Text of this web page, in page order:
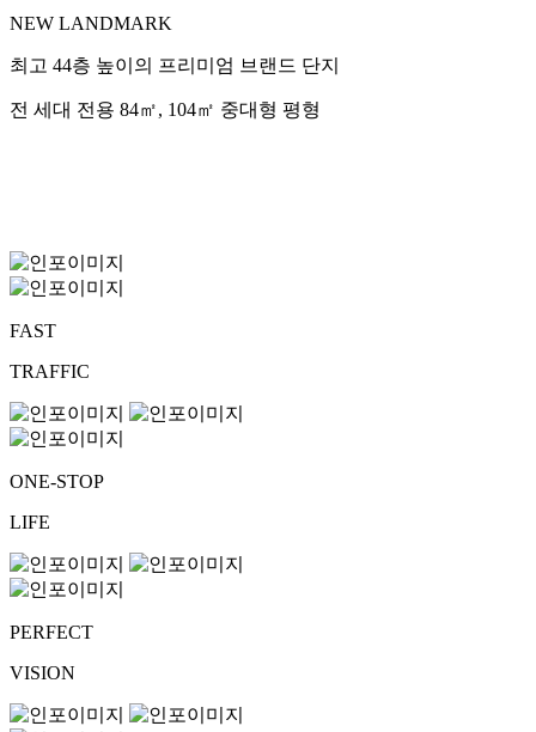
NEW LANDMARK
최고 44층 높이의 프리미엄 브랜드 단지
전 세대 전용 84㎡, 104㎡ 중대형 평형
FAST
TRAFFIC
ONE-STOP
LIFE
PERFECT
VISION